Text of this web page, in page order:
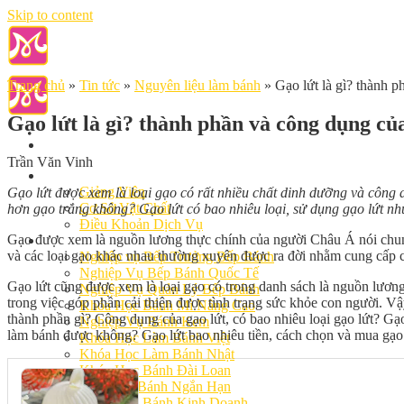
Skip to content
Giảng Viên
Cơ Sở Vật Chất
Điều Khoản Dịch Vụ
Học Làm Bánh
Nghiệp vụ Bếp Trưởng Bếp Bánh
Nghiệp Vụ Bếp Bánh Quốc Tế
Nghiệp Vụ Quản Lý Bếp Bánh
Khóa Học Bánh Mì Nâng Cao
Nghiệp Vụ Bánh Kem
Khóa Học Làm Bánh Việt
Khóa Học Làm Bánh Nhật
Khóa Học Bánh Đài Loan
Học Làm Bánh Ngắn Hạn
Trang chủ » Tin tức » Nguyên liệu làm bánh » Gạo lứt là gì? thành
Gạo lứt là gì? thành phần và công dụng
Trần Văn Vinh
Gạo lứt được xem là loại gạo có rất nhiều chất dinh dưỡng và
hơn gạo trắng không? Gạo lứt có bao nhiêu loại, sử dụng gạo lứt
Gạo được xem là nguồn lương thực chính của người Châu Á nói
và các loại gạo khác nhau thường xuyên được ra đời nhằm cung
Gạo lứt cũng được xem là loại gạo có trong danh sách là nguồn
trong việc góp phần cải thiện được tình trạng sức khỏe con người.
thành phần gì? Công dụng của gạo lứt, có bao nhiêu loại gạo lứt?
làm bánh được không? Gạo lứt bao nhiêu tiền, cách chọn và mua